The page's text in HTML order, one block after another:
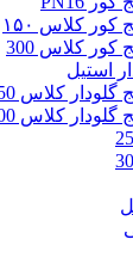
کور کلاس ۱۵۰
کور کلاس 300
استیل
گلودار کلاس 150
گلودار کلاس 300